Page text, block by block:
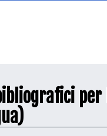
per